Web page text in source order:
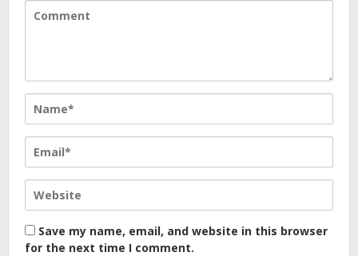
Save my name, email, and website in this browser
for the next time I comment.